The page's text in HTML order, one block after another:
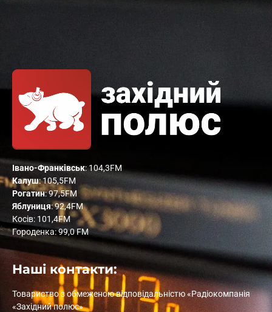
Івано-Франківськ: 104,3FM
Калуш: 105,5FM
Рогатин: 97,5FM
Яблуниця: 92,4FM
Косів: 101,4FM
Городенка: 99,0 FM
Наші контакти:
Товариство з обмеженою відповідальністю «Радіокомпанія
«Західний полюс»